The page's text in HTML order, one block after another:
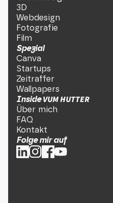
3D
Webdesign
Fotografie
Film
Spezial
Canva
Startups
Zeitraffer
Wallpapers
InsideVUM HUTTER
Über mich
FAQ
Kontakt
Folge mir auf